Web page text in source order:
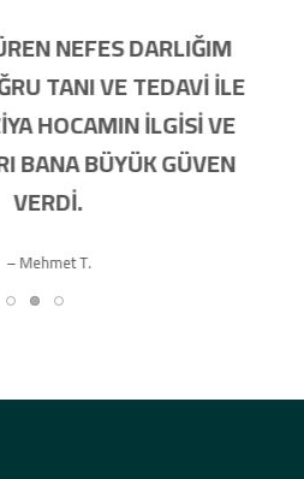
NEFES DARLIĞIM
TANI VE TEDAVI ILE
HOCAMIN ILGISI VE
BANA BÜYÜK GÜVEN
VERDI.
– Mehmet T.